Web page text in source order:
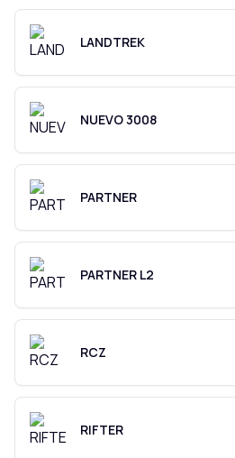
LANDTREK
NUEVO 3008
PARTNER
PARTNER L2
RCZ
RIFTER